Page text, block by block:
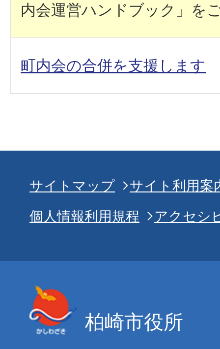
内会運営ハンドブック」を
町内会の合併を支援します
サイトマップ
サイト利用案
個人情報利用規程
アクセシ
柏崎市役所